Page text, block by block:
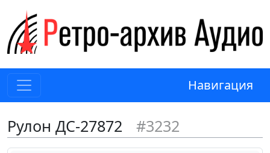
Навигация
Рулон ДС-27872 #3232